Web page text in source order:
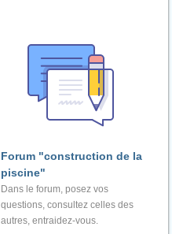
Forum "construction de la
piscine"
Dans le forum, posez vos
questions, consultez celles des
autres, entraidez-vous.